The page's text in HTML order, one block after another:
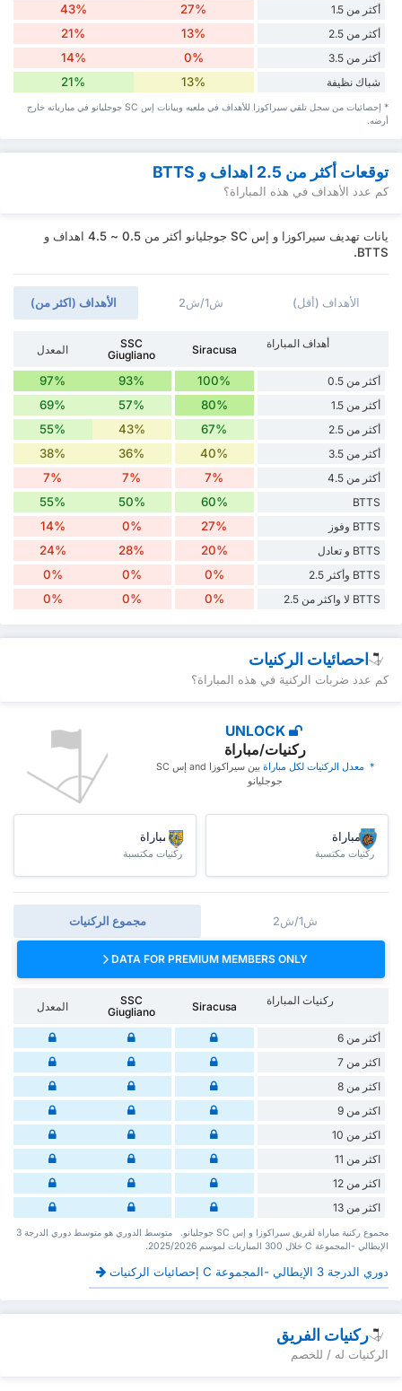
أكثر من 1.5 27%
43%
أكثر من 2.5 13%
21%
أكثر من 3.5 0%
14%
شباك نظيفة 13%
21%
* إحصائيات من سجل تلقي سيراكوزا للأهداف في ملعبه وبيانات إس SC جوجليانو في مبارياته خارج
أرضه.
توقعات أكثر من 2.5 اهداف و BTTS
كم عدد الأهداف في هذه المباراة؟
يانات تهديف سيراكوزا و إس SC جوجليانو أكثر من 0.5 ~ 4.5 اهداف و
BTTS.
الأهداف (اكثر من) ش1/ش2 الأهداف (أقل)
أهداف المباراة Siracusa
SSC
Giugliano
المعدل
أكثر من 0.5 100%
93%
97%
أكثر من 1.5 80%
57%
69%
أكثر من 2.5 67%
43%
55%
أكثر من 3.5 40%
36%
38%
أكثر من 4.5 7%
7%
7%
BTTS
60%
50%
55%
BTTS وفوز 27%
0%
14%
BTTS و تعادل 20%
28%
24%
BTTS وأكثر 2.5 0%
0%
0%
BTTS لا واكثر من 2.5 0%
0%
0%
احصائيات الركنيات
كم عدد ضربات الركنية في هذه المباراة؟
UNLOCK
ركنيات/مباراة
* ‏ ‏معدل الركنيات لكل مباراة
‏بين سيراكوزا and إس SC
جوجليانو
/مباراة
ركنيات مكتسبة
/مباراة
ركنيات مكتسبة
مجموع الركنيات ش1/ش2
DATA FOR PREMIUM MEMBERS ONLY
ركنيات المباراة Siracusa
SSC
Giugliano
المعدل
أكثر من 6
اكثر من 7
اكثر من 8
اكثر من 9
اكثر من 10
اكثر من 11
اكثر من 12
اكثر من 13
‏مجموع ركنية مباراة لفريق سيراكوزا و إس SC جوجليانو. ‏‏ ‏ ‏متوسط الدوري هو متوسط دوري الدرجة 3
الإيطالي -المجموعة C ‏خلال 300 ‏المباريات لموسم 2025/2026.
دوري الدرجة 3 الإيطالي -المجموعة C إحصائيات الركنيات
ركنيات الفريق
الركنيات له / للخصم